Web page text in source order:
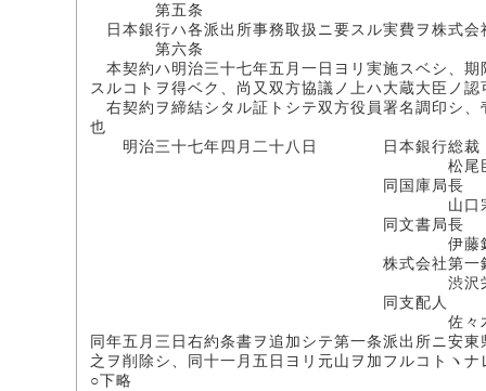
第五条
日本銀行ハ各派出所事務取扱ニ要スル実費ヲ株式会
第六条
本契約ハ明治三十七年五月一日ヨリ実施スベシ、
スルコトヲ得ベク、尚又双方協議ノ上ハ大蔵大臣ノ
右契約ヲ締結シタル証トシテ双方役員署名調印シ
也
明治三十七年四月二十八日 日本銀行総裁
松尾臣
同国庫局長
山口宗
同文書局長
伊藤欽
株式会社第一銀行
渋沢栄
同支配人
佐々木勇之
同年五月三日右約条書ヲ追加シテ第一条派出所ニ安
之ヲ削除シ、同十一月五日ヨリ元山ヲ加フルコトヽナ
○下略